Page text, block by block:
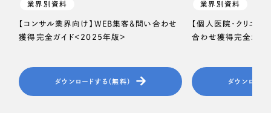
業界別資料
【コンサル業界向け】WEB集客＆問い合わせ
獲得完全ガイド＜2025年版＞
ダウンロードする（無料）
業界別資料
【個人医院・クリニッ
合わせ獲得完全ガイ
ダウンロード